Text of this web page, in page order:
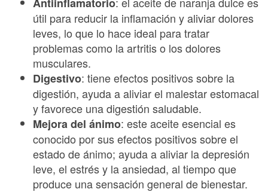
útil para reducir la inflamación y aliviar dolores
leves, lo que lo hace ideal para tratar
problemas como la artritis o los dolores
musculares.
Digestivo: tiene efectos positivos sobre la
digestión, ayuda a aliviar el malestar estomacal
y favorece una digestión saludable.
Mejora del ánimo: este aceite esencial es
conocido por sus efectos positivos sobre el
estado de ánimo; ayuda a aliviar la depresión
leve, el estrés y la ansiedad, al tiempo que
produce una sensación general de bienestar.